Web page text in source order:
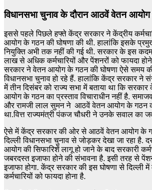
विधानसभा चुनाव के दौरान आठवें वेतन
इससे पहले पिछले हफ्ते केंद्र सरकार ने केंद्रीय
आयोग के गठन की घोषणा की थी. हालांकि इसके
नियुक्ति अभी तक नहीं की गई थी. सरकार के इस
लाख से अधिक कर्मचारियों और पेंशनरों को फायदा
सरकार ने वेतन आयोग के गठन की घोषणा ऐसे समय
विधानसभा चुनाव हो रहे हैं. हालांकि केंद्र सरकार
में तीन दिसंबर को राज्य सभा में बताया था कि
आयोग के गठन का प्रस्ताव विचाराधीन नहीं है.
और रामजी लाल सुमन ने आठवें वेतन आयोग के गठन
था.वित्त राज्यमंत्री पंकज चौधरी ने उनके सवाल का
ऐसे में केंद्र सरकार की ओर से आठवें वेतन आयोग के
दिल्ली विधानसभा चुनाव से जोड़कर देखा जा रहा
आयोग की सिफारिशें लागू हो जाने के बाद सरकारी
जबरदस्त इजाफा होने की संभावना है. इसी तरह से
इजाफा होगा. केंद्र सरकार की इस घोषणा से दिल्ली
कर्मचारियों को फायदा होना है.